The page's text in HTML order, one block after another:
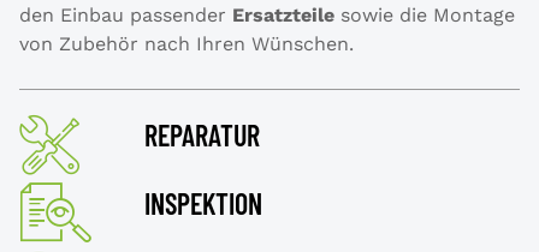
den Einbau passender Ersatzteile sowie die Montage
von Zubehör nach Ihren Wünschen.
REPARATUR
INSPEKTION